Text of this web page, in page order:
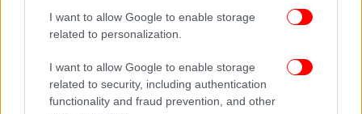
I want to allow Google to enable storage
related to personalization.
I want to allow Google to enable storage
related to security, including authentication
functionality and fraud prevention, and other